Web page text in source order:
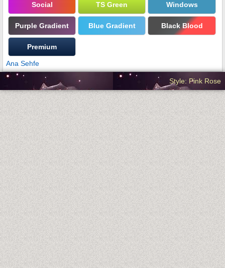
Social TS Green Windows
Purple Gradient Blue Gradient Black Blood
Premium
Ana Sehfe
Style: Pink Rose